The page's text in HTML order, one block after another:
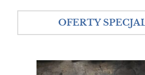
OFERTY